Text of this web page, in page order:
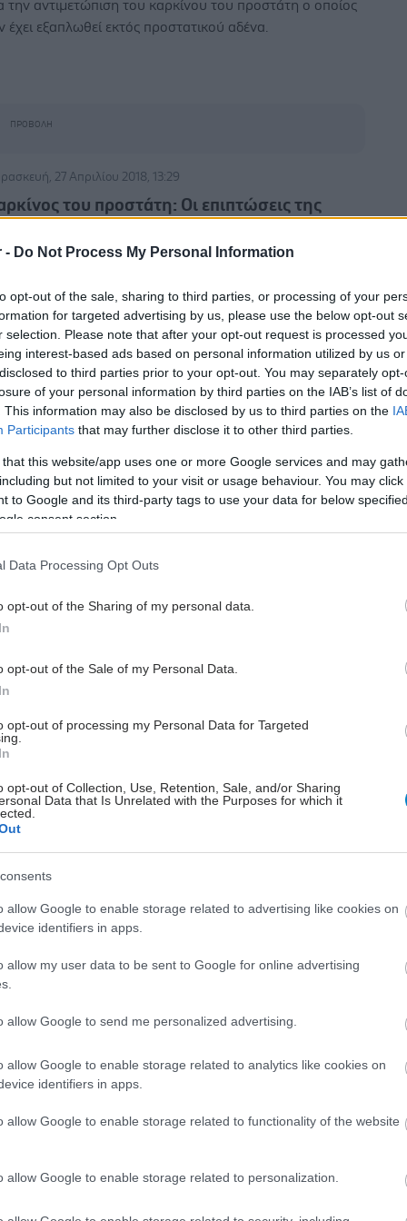
- Do Not Process My Personal Information
opt-out of the sale, sharing to third parties, or processing of your
for targeted advertising by us, please use the below opt-out
selection. Please note that after your opt-out request is processed
interest-based ads based on personal information utilized by us
to third parties prior to your opt-out. You may separately
of your personal information by third parties on the IAB’s list of
This information may also be disclosed by us to third parties on the
Participants that may further disclose it to other third parties.
that this website/app uses one or more Google services and may
but not limited to your visit or usage behaviour. You may
to Google and its third-party tags to use your data for below
consent section.
Data Processing Opt Outs
opt-out of the Sharing of my personal data.
opt-out of the Sale of my Personal Data.
opt-out of processing my Personal Data for Targeted
opt-out of Collection, Use, Retention, Sale, and/or Sharing
Data that Is Unrelated with the Purposes for which it
allow Google to enable storage related to advertising like cookies on
identifiers in apps.
allow my user data to be sent to Google for online advertising
allow Google to send me personalized advertising.
allow Google to enable storage related to analytics like cookies on
identifiers in apps.
allow Google to enable storage related to functionality of the website
allow Google to enable storage related to personalization.
την αντιμετώπιση του καρκίνου του προστάτη ο οποίος
έχει εξαπλωθεί εκτός προστατικού αδένα.
27 Απριλίου 2018, 13:29
του προστάτη: Οι επιπτώσεις της
προστατεκτομή προκαλεί στυτική δυσλειτουργία
19 Απριλίου 2016, 17:00
επέμβαση ρομποτικής ριζικής
NeuroSAFE στην Ελλάδα
τεχνική NeuroSAFE σε επέμβαση
ριζικής προστατεκτομής, εφαρμόστηκε στο
Ελάχιστα Επεμβατικής Ουρολογικής Χειρουργικής
Ιατρικού Κέντρου Αθηνών.
ρομποτικές επεμβάσεις σε
πνεύμονα, στο Ιατρικό Κέντρο Αθηνών
τελευταίο εξάμηνο πραγματοποιήθηκε σημαντικός
ρομποτικής μερικής νεφρεκτομής, στο Ιατρικό Κέντρο
26 Μαρτίου 2015, 15:54
Κέντρο: Πρώτη επέμβαση ρομποτικής
προστατεκτομής σε ασθενή
για πρώτη φορά στην Ελλάδα
επέμβαση ριζικής προστατεκτομής, σε ασθενή με
19 Φεβρουαρίου 2014
ριζική προστατεκτομή: Γιατί να την
είναι η ριζική προστατεκτομή. Tι να περιμένω